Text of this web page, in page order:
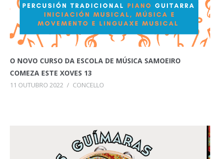
O NOVO CURSO DA ESCOLA DE MÚSICA SAMOEIRO
COMEZA ESTE XOVES 13
11 OUTUBRO 2022 / CONCELLO